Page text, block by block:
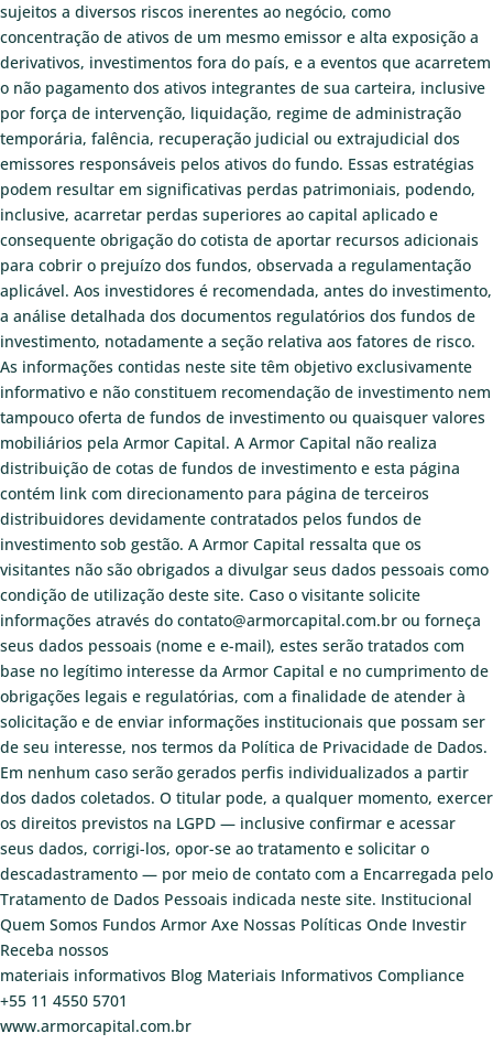
sujeitos a diversos riscos inerentes ao negócio, como
concentração de ativos de um mesmo emissor e alta exposição a
derivativos, investimentos fora do país, e a eventos que acarretem
o não pagamento dos ativos integrantes de sua carteira, inclusive
por força de intervenção, liquidação, regime de administração
temporária, falência, recuperação judicial ou extrajudicial dos
emissores responsáveis pelos ativos do fundo. Essas estratégias
podem resultar em significativas perdas patrimoniais, podendo,
inclusive, acarretar perdas superiores ao capital aplicado e
consequente obrigação do cotista de aportar recursos adicionais
para cobrir o prejuízo dos fundos, observada a regulamentação
aplicável. Aos investidores é recomendada, antes do investimento,
a análise detalhada dos documentos regulatórios dos fundos de
investimento, notadamente a seção relativa aos fatores de risco.
As informações contidas neste site têm objetivo exclusivamente
informativo e não constituem recomendação de investimento nem
tampouco oferta de fundos de investimento ou quaisquer valores
mobiliários pela Armor Capital. A Armor Capital não realiza
distribuição de cotas de fundos de investimento e esta página
contém link com direcionamento para página de terceiros
distribuidores devidamente contratados pelos fundos de
investimento sob gestão. A Armor Capital ressalta que os
visitantes não são obrigados a divulgar seus dados pessoais como
condição de utilização deste site. Caso o visitante solicite
informações através do contato@armorcapital.com.br ou forneça
seus dados pessoais (nome e e-mail), estes serão tratados com
base no legítimo interesse da Armor Capital e no cumprimento de
obrigações legais e regulatórias, com a finalidade de atender à
solicitação e de enviar informações institucionais que possam ser
de seu interesse, nos termos da Política de Privacidade de Dados.
Em nenhum caso serão gerados perfis individualizados a partir
dos dados coletados. O titular pode, a qualquer momento, exercer
os direitos previstos na LGPD — inclusive confirmar e acessar
seus dados, corrigi-los, opor-se ao tratamento e solicitar o
descadastramento — por meio de contato com a Encarregada pelo
Tratamento de Dados Pessoais indicada neste site. Institucional
Quem Somos Fundos Armor Axe Nossas Políticas Onde Investir
Receba nossos
materiais informativos Blog Materiais Informativos Compliance
+55 11 4550 5701
www.armorcapital.com.br